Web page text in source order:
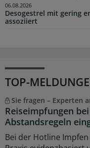
Desogestrel mit gering
assoziiert
06.08.2026
TOP-
Sie fragen – Experten
Reiseimpfungen
Abstandsregeln
Bei der Hotline